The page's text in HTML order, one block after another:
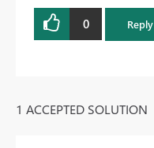
0 Reply
1 ACCEPTED SOLUTION